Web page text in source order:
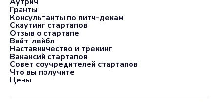
Гранты
Консультанты по питч-декам
Скаутинг стартапов
Отзыв о стартапе
Вайт-лейбл
Наставничество и трекинг
Вакансий стартапов
Совет соучредителей стартапов
Что вы получите
Цены